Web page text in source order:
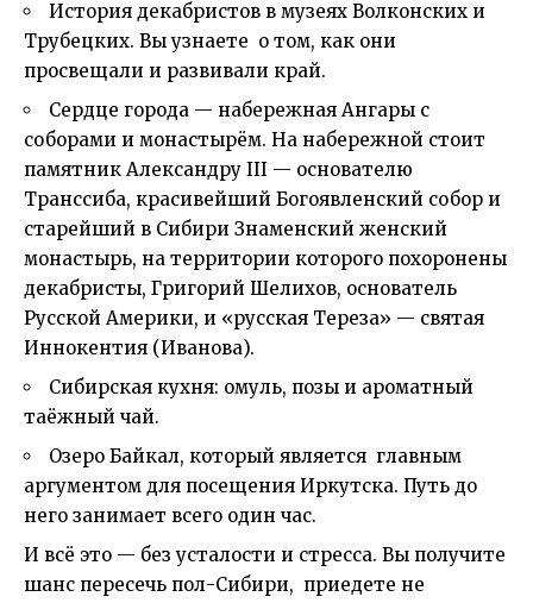
История декабристов в музеях Волконских и
Трубецких. Вы узнаете о том, как они
просвещали и развивали край.
Сердце города — набережная Ангары с
соборами и монастырём. На набережной стоит
памятник Александру III — основателю
Транссиба, красивейший Богоявленский собор и
старейший в Сибири Знаменский женский
монастырь, на территории которого похоронены
декабристы, Григорий Шелихов, основатель
Русской Америки, и «русская Тереза» — святая
Иннокентия (Иванова).
Сибирская кухня: омуль, позы и ароматный
таёжный чай.
Озеро Байкал, который является главным
аргументом для посещения Иркутска. Путь до
него занимает всего один час.
И всё это — без усталости и стресса. Вы получите
шанс пересечь пол-Сибири, приедете не